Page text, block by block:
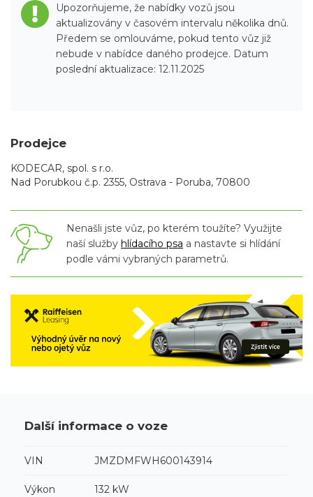
Upozorňujeme, že nabídky vozů jsou
aktualizovány v časovém intervalu několika dnů.
Předem se omlouváme, pokud tento vůz již
nebude v nabídce daného prodejce. Datum
poslední aktualizace: 12.11.2025
Prodejce
KODECAR, spol. s r.o.
Nad Porubkou č.p. 2355, Ostrava - Poruba, 70800
Nenašli jste vůz, po kterém toužíte? Využijte
naší služby hlídacího psa a nastavte si hlídání
podle vámi vybraných parametrů.
Další informace o voze
VIN JMZDMFWH600143914
Výkon 132 kW